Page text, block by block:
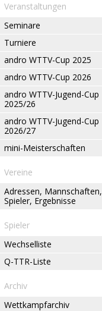
Veranstaltungen
Seminare
Turniere
andro WTTV-Cup 2025
andro WTTV-Cup 2026
andro WTTV-Jugend-Cup
2025/26
andro WTTV-Jugend-Cup
2026/27
mini-Meisterschaften
Vereine
Adressen, Mannschaften,
Spieler, Ergebnisse
Spieler
Wechselliste
Q-TTR-Liste
Archiv
Wettkampfarchiv